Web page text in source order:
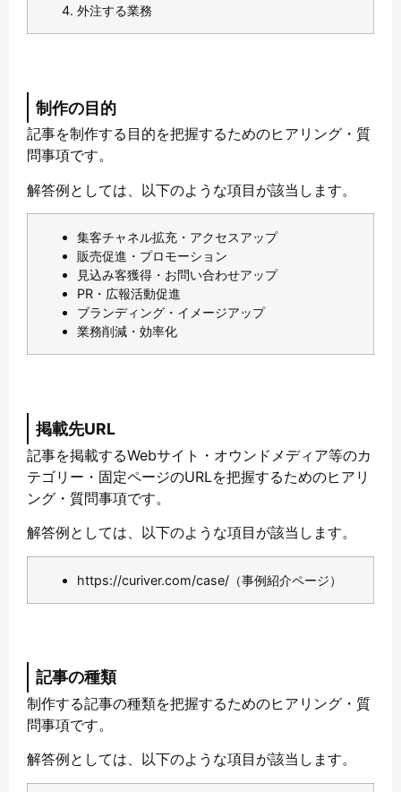
外注する業務
制作の目的
記事を制作する目的を把握するためのヒアリング・質
問事項です。
解答例としては、以下のような項目が該当します。
集客チャネル拡充・アクセスアップ
販売促進・プロモーション
見込み客獲得・お問い合わせアップ
PR・広報活動促進
ブランディング・イメージアップ
業務削減・効率化
掲載先URL
記事を掲載するWebサイト・オウンドメディア等のカ
テゴリー・固定ページのURLを把握するためのヒアリ
ング・質問事項です。
解答例としては、以下のような項目が該当します。
https://curiver.com/case/（事例紹介ページ）
記事の種類
制作する記事の種類を把握するためのヒアリング・質
問事項です。
解答例としては、以下のような項目が該当します。